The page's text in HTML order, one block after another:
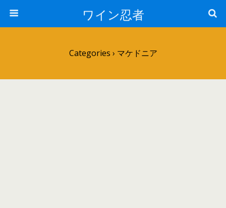
ワイン忍者
Categories › マケドニア